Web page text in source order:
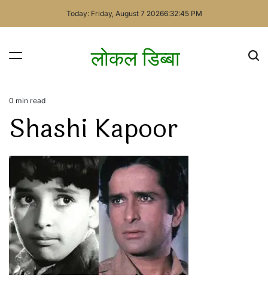
Today: Friday, August 7 20266:32:45 PM
लोकल डिब्बा
Estimated
time
0 min read
Shashi Kapoor